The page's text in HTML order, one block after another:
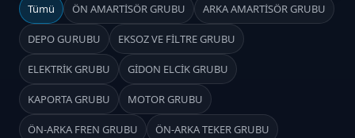
Tümü ÖN AMARTİSÖR GRUBU ARKA AMARTİSÖR GRUBU
DEPO GURUBU EKSOZ VE FİLTRE GRUBU
ELEKTRİK GRUBU GİDON ELCİK GRUBU
KAPORTA GRUBU MOTOR GRUBU
ÖN-ARKA FREN GRUBU ÖN-ARKA TEKER GRUBU